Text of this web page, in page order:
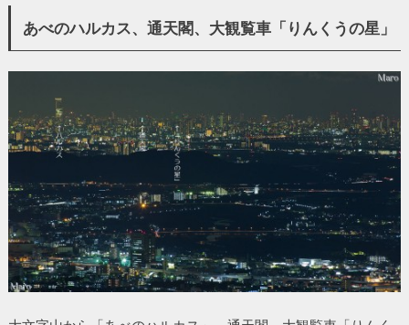
あべのハルカス、通天閣、大観覧車「りんくうの星」